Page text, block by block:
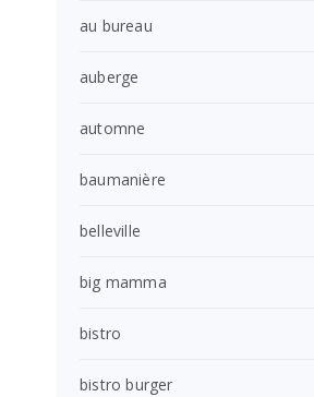
au bureau
auberge
automne
baumanière
belleville
big mamma
bistro
bistro burger